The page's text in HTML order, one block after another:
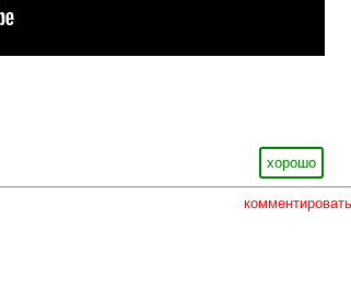
хорошо
комментировать